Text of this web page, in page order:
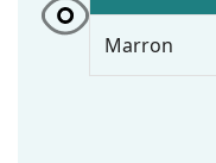
Marron